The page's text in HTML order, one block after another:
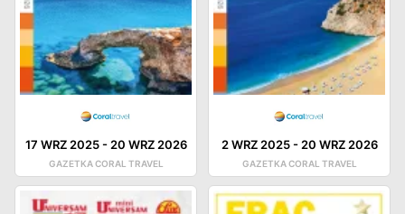
17 WRZ 2025- 20 WRZ 2026
GAZETKA CORAL TRAVEL
2 WRZ 2025- 20 WRZ 2026
GAZETKA CORAL TRAVEL